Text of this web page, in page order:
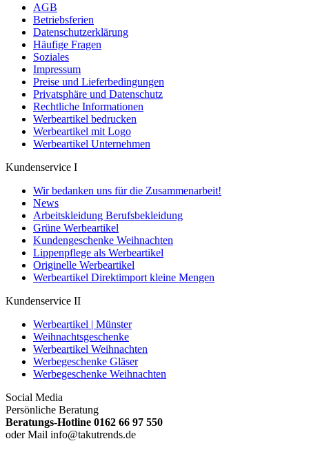
AGB
Betriebsferien
Datenschutzerklärung
Häufige Fragen
Soziales
Impressum
Preise und Lieferbedingungen
Privatsphäre und Datenschutz
Rechtliche Informationen
Werbeartikel bedrucken
Werbeartikel mit Logo
Werbeartikel Unternehmen
Kundenservice I
Wir bedanken uns für die Zusammenarbeit!
News
Arbeitskleidung Berufsbekleidung
Grüne Werbeartikel
Kundengeschenke Weihnachten
Lippenpflege als Werbeartikel
Originelle Werbeartikel
Werbeartikel Direktimport kleine Mengen
Kundenservice II
Werbeartikel | Münster
Weihnachtsgeschenke
Werbeartikel Weihnachten
Werbegeschenke Gläser
Werbegeschenke Weihnachten
Social Media
Persönliche Beratung
Beratungs-Hotline 0162 66 97 550
oder Mail info@takutrends.de